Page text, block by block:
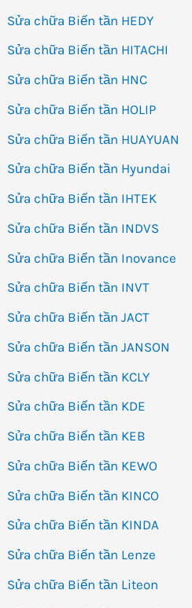
Sửa chữa Biến tần HEDY
Sửa chữa Biến tần HITACHI
Sửa chữa Biến tần HNC
Sửa chữa Biến tần HOLIP
Sửa chữa Biến tần HUAYUAN
Sửa chữa Biến tần Hyundai
Sửa chữa Biến tần IHTEK
Sửa chữa Biến tần INDVS
Sửa chữa Biến tần Inovance
Sửa chữa Biến tần INVT
Sửa chữa Biến tần JACT
Sửa chữa Biến tần JANSON
Sửa chữa Biến tần KCLY
Sửa chữa Biến tần KDE
Sửa chữa Biến tần KEB
Sửa chữa Biến tần KEWO
Sửa chữa Biến tần KINCO
Sửa chữa Biến tần KINDA
Sửa chữa Biến tần Lenze
Sửa chữa Biến tần Liteon